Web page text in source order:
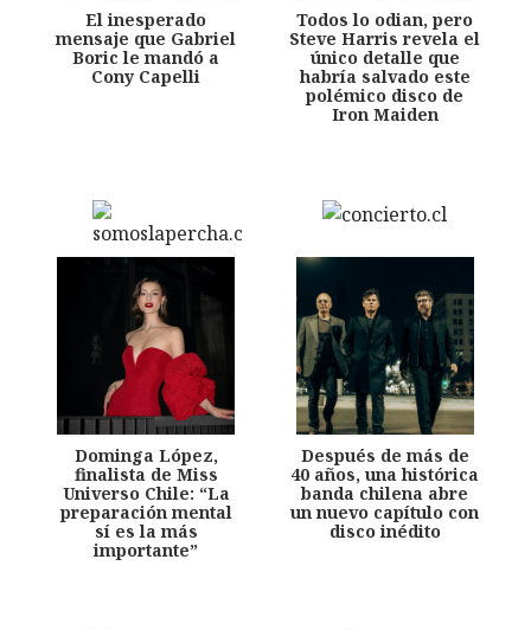
El inesperado
mensaje que Gabriel
Boric le mandó a
Cony Capelli
Todos lo odian, pero
Steve Harris revela el
único detalle que
habría salvado este
polémico disco de
Iron Maiden
Dominga López,
finalista de Miss
Universo Chile: “La
preparación mental
sí es la más
importante”
Después de más de
40 años, una histórica
banda chilena abre
un nuevo capítulo con
disco inédito